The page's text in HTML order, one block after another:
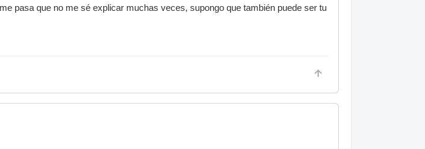
pasa que no me sé explicar muchas veces, supongo que también puede ser tu